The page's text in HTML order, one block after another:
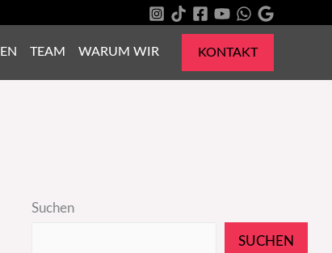
TEAM WARUM WIR KONTAKT
Suchen
SUCHEN